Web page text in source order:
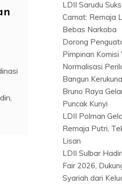
LDII Sarudu
Camat: Remaja
Bebas Narkoba
Dorong
Pimpinan
Normalisasi
Bangun
Bruno Raya
Puncak Kunyi
LDII Polman
Remaja Putri,
Lisan
LDII Sulbar
Fair 2026,
Syariah dari